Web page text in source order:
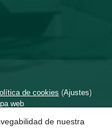
de cookies (Ajustes)
web
de
de nuestra